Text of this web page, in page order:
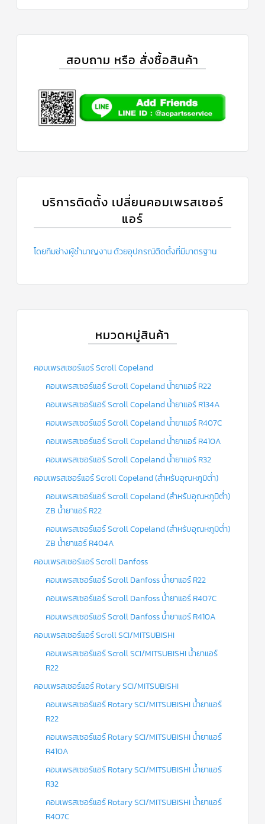
สอบถาม หรือ สั่งซื้อสินค้า
บริการติดตั้ง เปลี่ยนคอมเพรสเซอร์
แอร์
โดยทีมช่างผู้ชำนาญงาน ด้วยอุปกรณ์ติดตั้งที่มีมาตรฐาน
หมวดหมู่สินค้า
คอมเพรสเซอร์แอร์ Scroll Copeland
คอมเพรสเซอร์แอร์ Scroll Copeland น้ำยาแอร์ R22
คอมเพรสเซอร์แอร์ Scroll Copeland น้ำยาแอร์ R134A
คอมเพรสเซอร์แอร์ Scroll Copeland น้ำยาแอร์ R407C
คอมเพรสเซอร์แอร์ Scroll Copeland น้ำยาแอร์ R410A
คอมเพรสเซอร์แอร์ Scroll Copeland น้ำยาแอร์ R32
คอมเพรสเซอร์แอร์ Scroll Copeland (สำหรับอุณหภูมิต่ำ)
คอมเพรสเซอร์แอร์ Scroll Copeland (สำหรับอุณหภูมิต่ำ)
ZB น้ำยาแอร์ R22
คอมเพรสเซอร์แอร์ Scroll Copeland (สำหรับอุณหภูมิต่ำ)
ZB น้ำยาแอร์ R404A
คอมเพรสเซอร์แอร์ Scroll Danfoss
คอมเพรสเซอร์แอร์ Scroll Danfoss น้ำยาแอร์ R22
คอมเพรสเซอร์แอร์ Scroll Danfoss น้ำยาแอร์ R407C
คอมเพรสเซอร์แอร์ Scroll Danfoss น้ำยาแอร์ R410A
คอมเพรสเซอร์แอร์ Scroll SCI/MITSUBISHI
คอมเพรสเซอร์แอร์ Scroll SCI/MITSUBISHI น้ำยาแอร์
R22
คอมเพรสเซอร์แอร์ Rotary SCI/MITSUBISHI
คอมเพรสเซอร์แอร์ Rotary SCI/MITSUBISHI น้ำยาแอร์
R22
คอมเพรสเซอร์แอร์ Rotary SCI/MITSUBISHI น้ำยาแอร์
R410A
คอมเพรสเซอร์แอร์ Rotary SCI/MITSUBISHI น้ำยาแอร์
R32
คอมเพรสเซอร์แอร์ Rotary SCI/MITSUBISHI น้ำยาแอร์
R407C